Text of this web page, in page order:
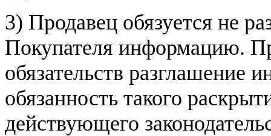
3) Продавец обязуется не
Покупателя информацию.
обязательств разглашение
обязанность такого
действующего